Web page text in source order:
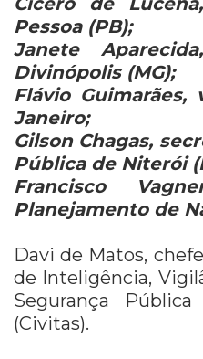
Pessoa (PB);
Janete
Divinópolis (MG);
Flávio
Janeiro;
Gilson Chagas,
Pública de Niterói
Francisco
Planejamento de
Davi de Matos,
de Inteligência,
Segurança
(Civitas).